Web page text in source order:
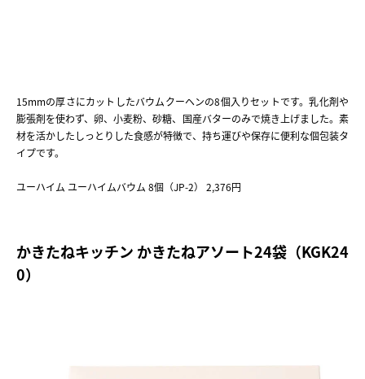
15mmの厚さにカットしたバウムクーヘンの8個入りセットです。乳化剤や
膨張剤を使わず、卵、小麦粉、砂糖、国産バターのみで焼き上げました。素
材を活かしたしっとりした食感が特徴で、持ち運びや保存に便利な個包装タ
イプです。
ユーハイム ユーハイムバウム 8個（JP-2） 2,376円
かきたねキッチン かきたねアソート24袋（KGK24
0）